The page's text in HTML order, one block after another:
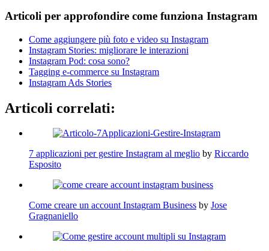
Articoli per approfondire come funziona Instagram
Come aggiungere più foto e video su Instagram
Instagram Stories: migliorare le interazioni
Instagram Pod: cosa sono?
Tagging e-commerce su Instagram
Instagram Ads Stories
Articoli correlati:
7 applicazioni per gestire Instagram al meglio by Riccardo
Esposito
Come creare un account Instagram Business by Jose
Gragnaniello